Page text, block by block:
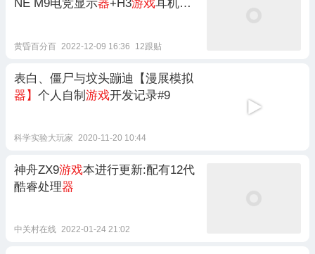
NE M9电竞显示器+H3游戏耳机测
黄昏百分百 2022-12-09 16:36 12跟贴
表白、僵尸与坟头蹦迪【漫展模拟
器】 个人自制 游戏开发记录#9
科学实验大玩家 2020-11-20 10:44
神舟ZX9游戏本进行更新:配有12代
酷睿处理器
中关村在线 2022-01-24 21:02